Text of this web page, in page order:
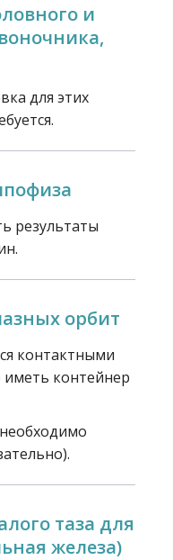
и
для этих
результаты
орбит
контактными
контейнер
таза для
железа)